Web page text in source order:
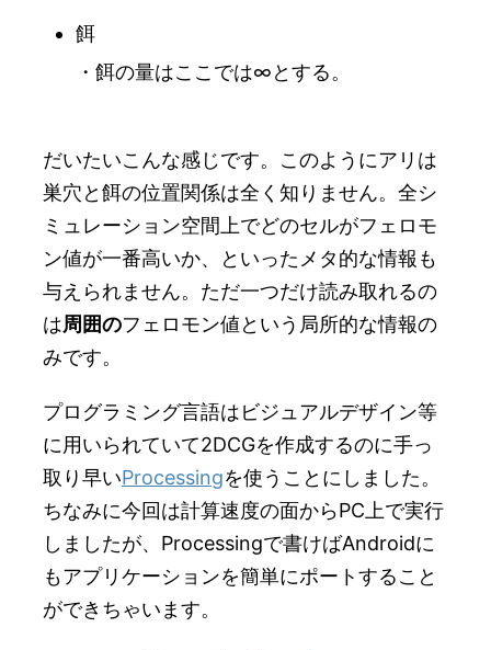
餌
・餌の量はここでは∞とする。
だいたいこんな感じです。このようにアリは
巣穴と餌の位置関係は全く知りません。全シ
ミュレーション空間上でどのセルがフェロモ
ン値が一番高いか、といったメタ的な情報も
与えられません。ただ一つだけ読み取れるの
は周囲のフェロモン値という局所的な情報の
みです。
プログラミング言語はビジュアルデザイン等
に用いられていて2DCGを作成するのに手っ
取り早いProcessingを使うことにしました。
ちなみに今回は計算速度の面からPC上で実行
しましたが、Processingで書けばAndroidに
もアプリケーションを簡単にポートすること
ができちゃいます。